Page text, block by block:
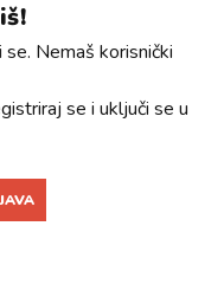
Nemaš korisnički
se i uključi se u